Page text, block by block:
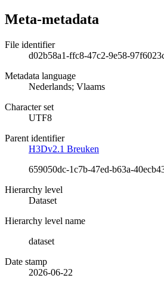
Meta-metadata
File identifier
d02b58a1-ffc8-47c2-9e58-
Metadata language
Nederlands; Vlaams
Character set
UTF8
Parent identifier
H3Dv2.1 Breuken
659050dc-1c7b-47ed-b63a-
Hierarchy level
Dataset
Hierarchy level name
dataset
Date stamp
2026-06-22